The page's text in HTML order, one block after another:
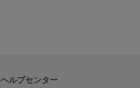
ヘルプセンター